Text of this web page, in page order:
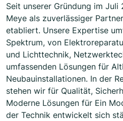
Seit unserer Gründung im
Meye als zuverlässiger
etabliert. Unsere Expertise
Spektrum, von
und Lichttechnik,
umfassenden Lösungen für
Neubauinstallationen. In der
stehen wir für Qualität,
Moderne Lösungen für Ein
der Technik entwickelt sich